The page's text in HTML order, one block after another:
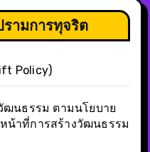
ามการทุจริต
Policy)
ฒนธรรม ตามนโยบาย
น้าที่การสร้างวัฒนธรรม